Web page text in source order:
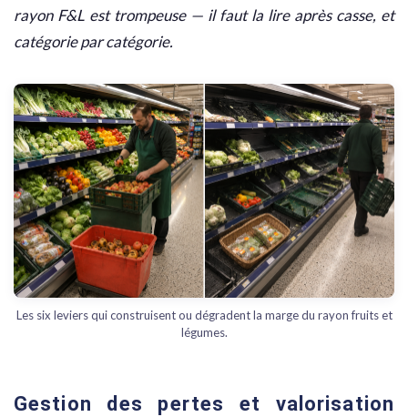
rayon F&L est trompeuse — il faut la lire après casse, et
catégorie par catégorie.
Les six leviers qui construisent ou dégradent la marge du rayon fruits et
légumes.
Gestion des pertes et valorisation